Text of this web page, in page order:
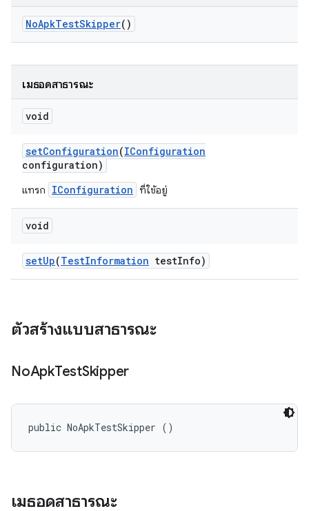
NoApkTestSkipper()
เมธอดสาธารณะ
void
setConfiguration(IConfiguration
configuration)
แทรก IConfiguration ที่ใช้อยู่
void
setUp(TestInformation testInfo)
ตัวสร้างแบบสาธารณะ
NoApkTestSkipper
public NoApkTestSkipper ()
เมธอดสาธารณะ